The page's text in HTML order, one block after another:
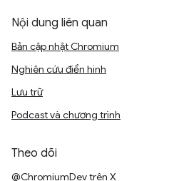
Nội dung liên quan
Bản cập nhật Chromium
Nghiên cứu điển hình
Lưu trữ
Podcast và chương trình
Theo dõi
@ChromiumDev trên X